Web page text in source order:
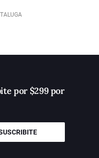
por $299 por